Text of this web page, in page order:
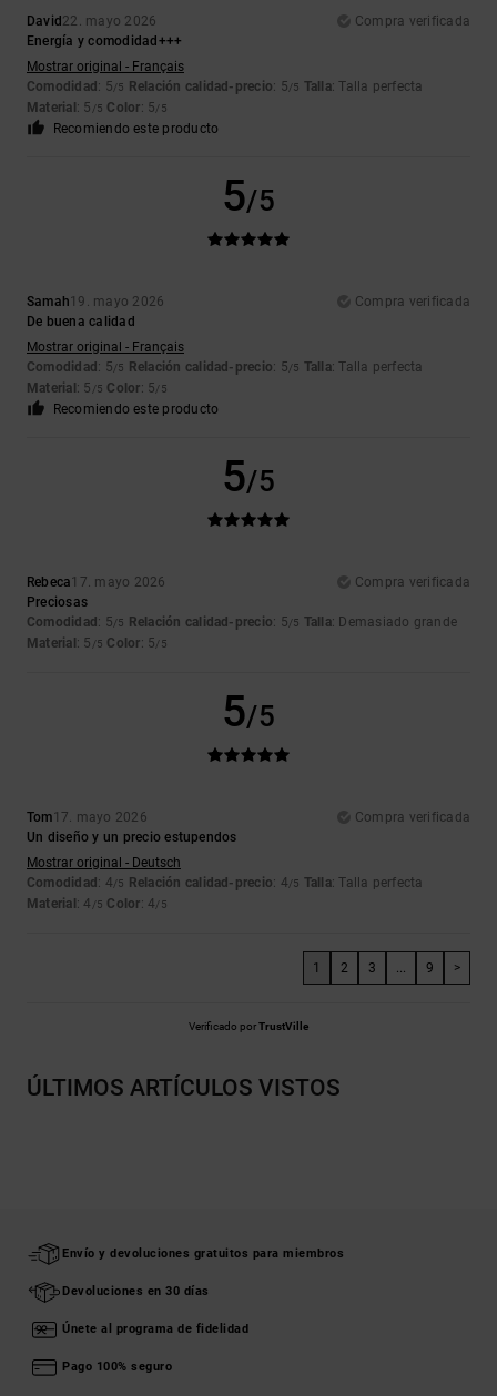
David 22. mayo 2026
Compra verificada
Energía y comodidad+++
Mostrar original - Français
Comodidad : 5/5 Relación calidad-precio: 5/5 Talla: Talla perfecta
Material : 5 /5 Color: 5/5
Recomiendo este producto
5/5
Samah19. mayo 2026
Compra verificada
De buena calidad
Mostrar original - Français
Comodidad : 5/5 Relación calidad-precio: 5/5 Talla: Talla perfecta
Material : 5 /5 Color: 5/5
Recomiendo este producto
5/5
Rebeca17. mayo 2026
Compra verificada
Preciosas
Comodidad : 5/5 Relación calidad-precio: 5/5 Talla: Demasiado grande
Material : 5 /5 Color: 5/5
5/5
Tom17. mayo 2026
Compra verificada
Un diseño y un precio estupendos
Mostrar original - Deutsch
Comodidad : 4/5 Relación calidad-precio: 4/5 Talla: Talla perfecta
Material : 4 /5 Color: 4/5
1 2 3 ... 9 >
Verificado porTrustVille
ÚLTIMOS ARTÍCULOS VISTOS
Envío y devoluciones gratuitos para miembros
Devoluciones en 30 días
Únete al programa de fidelidad
Pago 100% seguro